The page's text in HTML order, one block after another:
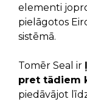
elementi
pielāgotos
sistēmā.
Tomēr Seal ir
pret tādiem
piedāvājot